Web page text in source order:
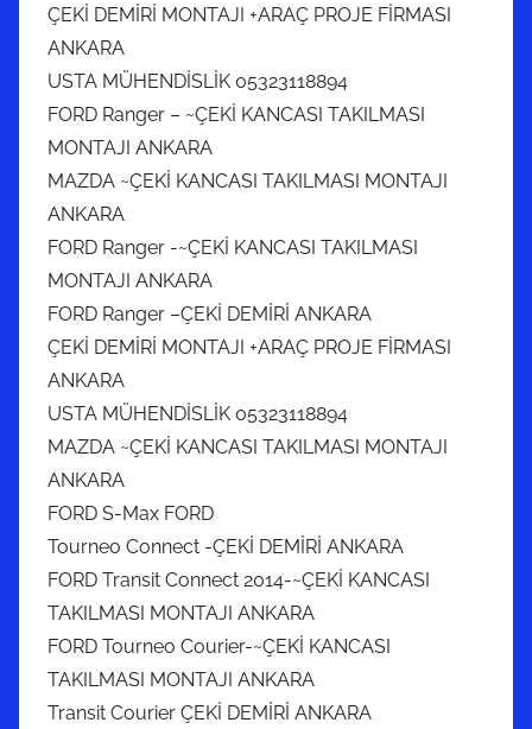
ÇEKİ DEMİRİ MONTAJI +ARAÇ PROJE FİRMASI
ANKARA
USTA MÜHENDİSLİK 05323118894
FORD Ranger – ~ÇEKİ KANCASI TAKILMASI
MONTAJI ANKARA
MAZDA ~ÇEKİ KANCASI TAKILMASI MONTAJI
ANKARA
FORD Ranger -~ÇEKİ KANCASI TAKILMASI
MONTAJI ANKARA
FORD Ranger –ÇEKİ DEMİRİ ANKARA
ÇEKİ DEMİRİ MONTAJI +ARAÇ PROJE FİRMASI
ANKARA
USTA MÜHENDİSLİK 05323118894
MAZDA ~ÇEKİ KANCASI TAKILMASI MONTAJI
ANKARA
FORD S-Max FORD
Tourneo Connect -ÇEKİ DEMİRİ ANKARA
FORD Transit Connect 2014-~ÇEKİ KANCASI
TAKILMASI MONTAJI ANKARA
FORD Tourneo Courier-~ÇEKİ KANCASI
TAKILMASI MONTAJI ANKARA
Transit Courier ÇEKİ DEMİRİ ANKARA